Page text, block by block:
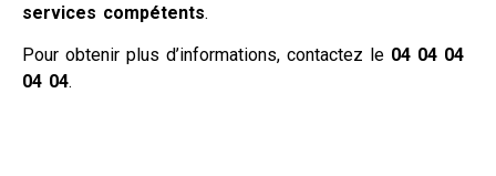
services compétents.
Pour obtenir plus d’informations, contactez le 04 04 04
04 04.